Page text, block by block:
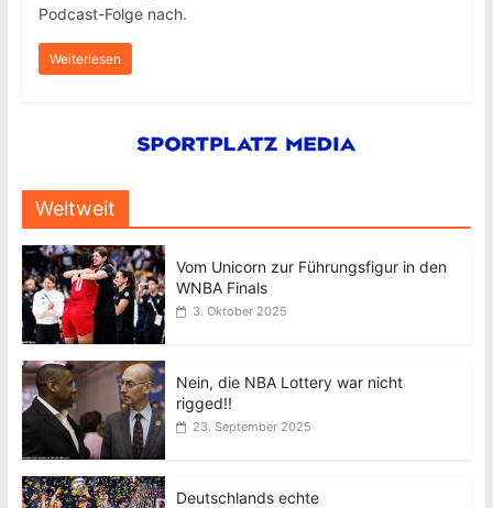
Podcast-Folge nach.
Weiterlesen
Weltweit
Vom Unicorn zur Führungsfigur in den
WNBA Finals
3. Oktober 2025
Nein, die NBA Lottery war nicht
rigged!!
23. September 2025
Deutschlands echte